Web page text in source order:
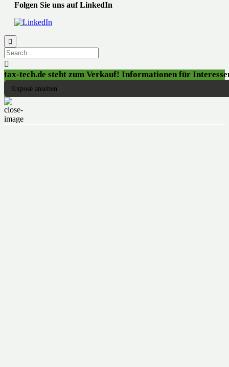
Folgen Sie uns auf LinkedIn


tax-tech.de steht zum Verkauf! Informationen für
Exposé ansehen